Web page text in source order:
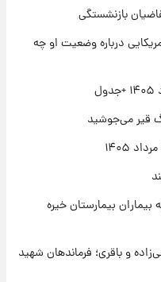
محصولات ایران‌خودرو و سایپا
۱۵ مرداد ۱۴۰۵
برای سه دهک؛ جزئیات اعلام
درباره وضعیت او چه
قیر می‌جوشید
بیمارستان خیره
و باقری؛ فرماندهان شهید